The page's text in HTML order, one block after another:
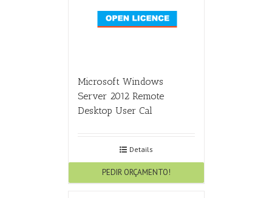
Microsoft Windows
Server 2012 Remote
Desktop User Cal
Details
PEDIR ORÇAMENTO!